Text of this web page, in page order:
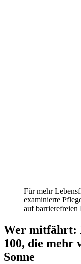
Für mehr
examinierte
auf barrierefreien
Wer mitfährt:
100, die mehr
Sonne